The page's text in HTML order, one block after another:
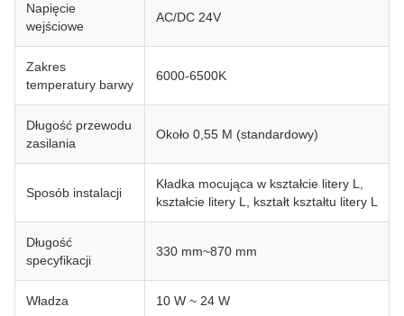
Napięcie
wejściowe
AC/DC 24V
Zakres
temperatury barwy
6000-6500K
Długość przewodu
zasilania
Około 0,55 M (standardowy)
Sposób instalacji
Kładka mocująca w kształcie litery L,
kształcie litery L, kształt kształtu litery L
Długość
specyfikacji
330 mm~870 mm
Władza 10 W ~ 24 W